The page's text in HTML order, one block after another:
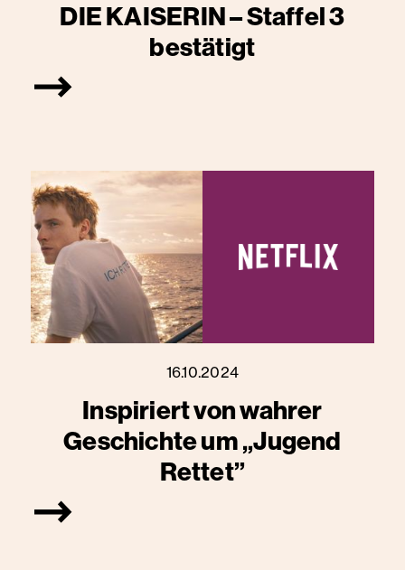
DIE KAISERIN – Staffel 3
bestätigt
16.10.2024
Inspiriert von wahrer
Geschichte um „Jugend
Rettet”